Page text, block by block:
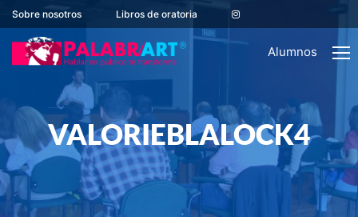
Sobre nosotros Libros de oratoria
Alumnos
VALORIEBLALOCK4